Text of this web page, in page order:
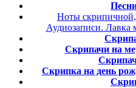
Ноты
Аудиозаписи. Лавка
Скрипачи на
Скрипка на день